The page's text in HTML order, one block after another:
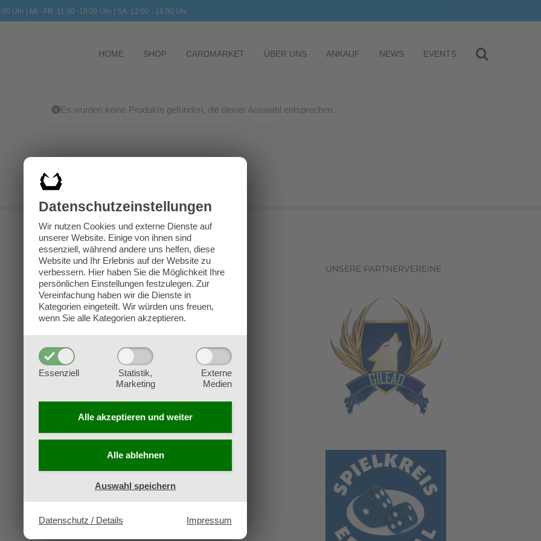
Datenschutz­einstellungen
Wir nutzen Cookies und externe Dienste auf
unserer Website. Einige von ihnen sind
essenziell, während andere uns helfen, diese
Website und Ihr Erlebnis auf der Website zu
verbessern. Hier haben Sie die Möglichkeit Ihre
persönlichen Einstellungen festzulegen. Zur
Vereinfachung haben wir die Dienste in
Kategorien eingeteilt. Wir würden uns freuen,
wenn Sie alle Kategorien akzeptieren.
Essenziell
Statistik,
Marketing
Externe
Medien
Alle akzeptieren und weiter
Alle ablehnen
Auswahl speichern
Datenschutz / Details Impressum
Uhr | MI - FR: 11:00 -19:00 Uhr | SA: 12:00 - 18:00 Uhr
HOME SHOP CARDMARKET ÜBER UNS ANKAUF NEWS EVENTS
Es wurden keine Produkte gefunden, die deiner Auswahl entsprechen.
Kontakt
Impressum
Datenschutz
Widerruf
UNSERE PARTNERVEREINE